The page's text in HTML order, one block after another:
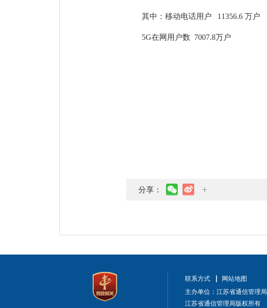
其中：移动电话用户 11356.6 万户
5G在网用户数 7007.8万户
分享：
联系方式
网站地图
主办单位：江苏省通信管理局
江苏省通信管理局版权所有